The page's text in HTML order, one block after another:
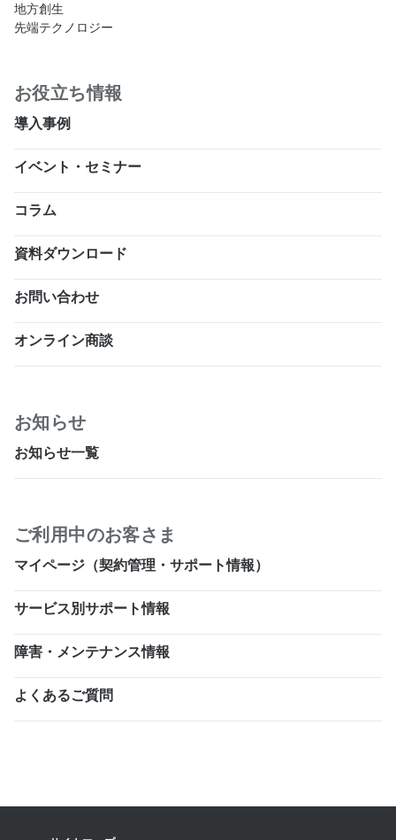
地方創生
先端テクノロジー
お役立ち情報
導入事例
イベント・セミナー
コラム
資料ダウンロード
お問い合わせ
オンライン商談
お知らせ
お知らせ一覧
ご利用中のお客さま
マイページ（契約管理・サポート情報）
サービス別サポート情報
障害・メンテナンス情報
よくあるご質問